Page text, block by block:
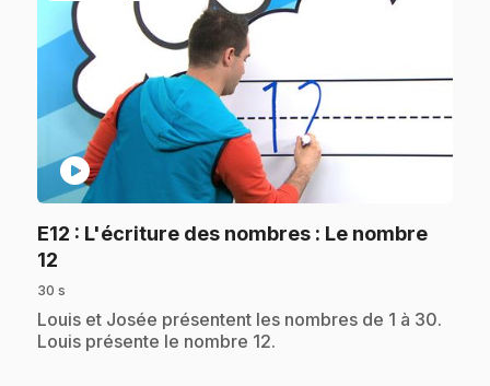
play_circle
E12 : L'écriture des nombres : Le nombre
12
30 s
.Louis et Josée présentent les nombres de 1 à 30.
Louis présente le nombre 12.